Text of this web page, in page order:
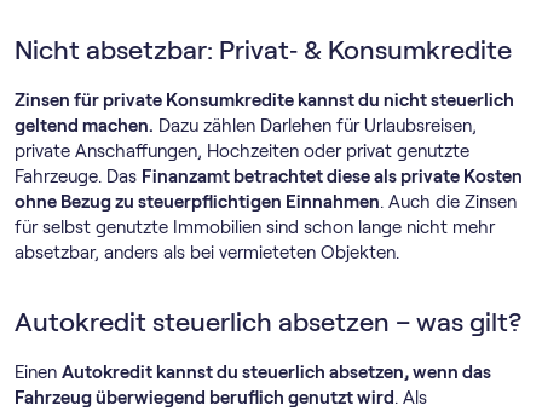
Nicht absetzbar: Privat‑ & Konsumkredite
Zinsen für private Konsumkredite kannst du nicht steuerlich
geltend machen. Dazu zählen Darlehen für Urlaubsreisen,
private Anschaffungen, Hochzeiten oder privat genutzte
Fahrzeuge. Das Finanzamt betrachtet diese als private Kosten
ohne Bezug zu steuerpflichtigen Einnahmen. Auch die Zinsen
für selbst genutzte Immobilien sind schon lange nicht mehr
absetzbar, anders als bei vermieteten Objekten.
Autokredit steuerlich absetzen – was gilt?
Einen Autokredit kannst du steuerlich absetzen, wenn das
Fahrzeug überwiegend beruflich genutzt wird. Als